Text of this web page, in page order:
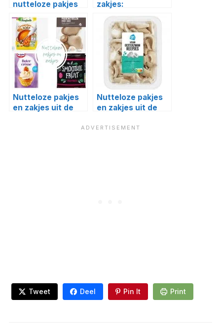
nutteloze pakjes
en zakjes #6
zakjes:
pannenkoekenmix
Nutteloze pakjes
en zakjes uit de
Nutteloze pakjes
en zakjes uit de
Tweet Deel Pin It Print